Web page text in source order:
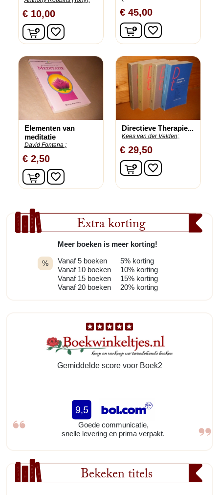
Extra korting
%
Meer boeken is meer korting!
Vanaf 5 boeken
Vanaf 10 boeken
Vanaf 15 boeken
Vanaf 20 boeken
5% korting
10% korting
15% korting
20% korting
Gemiddelde score voor Boek2
Goede communicatie,
snelle levering en prima verpakt.
Bekeken titels
€ 10,00
In winkelwagen
favorite_border
€ 45,00
In winkelwagen
favorite_border
Elementen van
meditatie
David Fontana ;
€ 2,50
In winkelwagen
favorite_border
Directieve Therapie...
Kees van der Velden;
€ 29,50
In winkelwagen
favorite_border